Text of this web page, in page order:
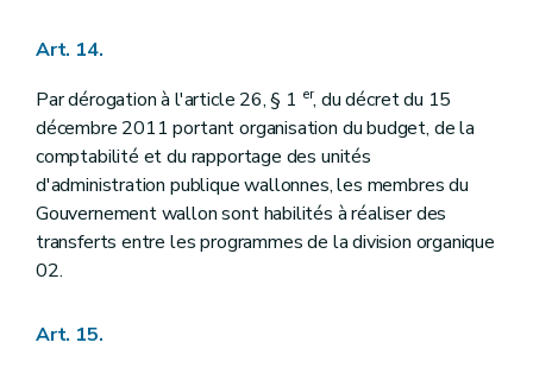
Art. 14.
Par dérogation à l'article 26, § 1 er, du décret du 15
décembre 2011 portant organisation du budget, de la
comptabilité et du rapportage des unités
d'administration publique wallonnes, les membres du
Gouvernement wallon sont habilités à réaliser des
transferts entre les programmes de la division organique
02.
Art. 15.